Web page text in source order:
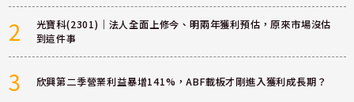
2
光寶科(2301)｜法人全面上修今、明兩年獲利預估，原來市場沒估
到這件事
3 欣興第二季營業利益暴增141%，ABF載板才剛進入獲利成長期？